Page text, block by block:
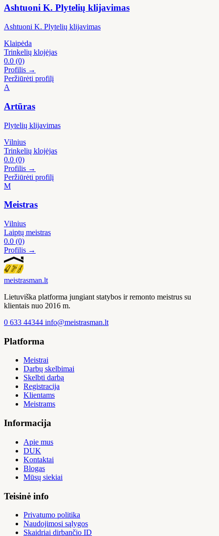
Ashtuoni K. Plytelių klijavimas
Ashtuoni K. Plytelių klijavimas
Klaipėda
Trinkelių klojėjas
0.0 (0)
Profilis →
Peržiūrėti profilį
A
Artūras
Plytelių klijavimas
Vilnius
Trinkelių klojėjas
0.0 (0)
Profilis →
Peržiūrėti profilį
M
Meistras
Vilnius
Laiptų meistras
0.0 (0)
Profilis →
meistrasman.lt
Lietuviška platforma jungiant statybos ir remonto meistrus su
klientais nuo 2016 m.
0 633 44344 info@meistrasman.lt
Platforma
Meistrai
Darbų skelbimai
Skelbti darbą
Registracija
Klientams
Meistrams
Informacija
Apie mus
DUK
Kontaktai
Blogas
Mūsų siekiai
Teisinė info
Privatumo politika
Naudojimosi sąlygos
Skaidriai dirbančio ID